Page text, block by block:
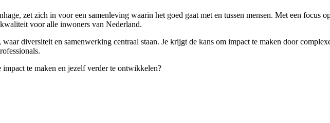
zet zich in voor een samenleving waarin het goed gaat met en tussen mensen. Met een focus
voor alle inwoners van Nederland.
diversiteit en samenwerking centraal staan. Je krijgt de kans om impact te maken door
te maken en jezelf verder te ontwikkelen?